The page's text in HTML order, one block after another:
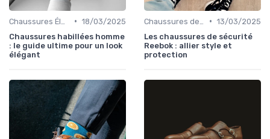
• 18/03/2025
Chaussures habillées homme
: le guide ultime pour un look
élégant
• 13/03/2025
Les chaussures de sécurité
Reebok : allier style et
protection